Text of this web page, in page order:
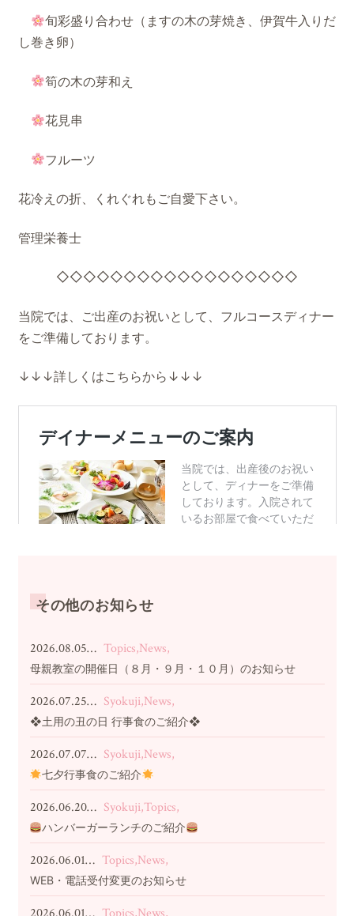
旬彩盛り合わせ（ますの木の芽焼き、伊賀牛入りだ
し巻き卵）
筍の木の芽和え
花見串
フルーツ
花冷えの折、くれぐれもご自愛下さい。
管理栄養士
◇◇◇◇◇◇◇◇◇◇◇◇◇◇◇◇◇◇
当院では、ご出産のお祝いとして、フルコースディナー
をご準備しております。
↓↓↓詳しくはこちらから↓↓↓
その他のお知らせ
2026.08.05… Topics,News,
母親教室の開催日（８月・９月・１０月）のお知らせ
2026.07.25… Syokuji,News,
❖土用の丑の日 行事食のご紹介❖
2026.07.07… Syokuji,News,
七夕行事食のご紹介
2026.06.20… Syokuji,Topics,
ハンバーガーランチのご紹介
2026.06.01… Topics,News,
WEB・電話受付変更のお知らせ